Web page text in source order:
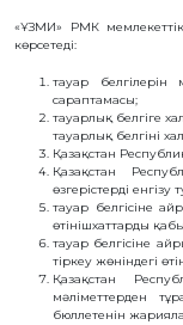
МЕМЛЕКЕТТІК
КӨРСЕТІЛЕТІН
МЕМЛЕКЕТТІК
САТЫП
АЛУЛАР
СЫБАЙЛАС
ЖЕМҚОРЛЫҚҚА
ҚАРСЫ ІС-
ҚИМЫЛ
ШАПАҒАТ
ФОРУМЫ
БАЙЛАНЫС
ЗМ
«ҰЗМИ» РМК мемлекеттік
көрсетеді:
тауар белгілерін
сараптамасы;
тауарлық белгіге
тауарлық белгіні
Қазақстан
Қазақстан
өзгерістерді
тауар белгісіне
өтінішхаттарды
тауар белгісіне
тіркеу жөніндегі
Қазақстан
мәліметтерден
бюллетенін